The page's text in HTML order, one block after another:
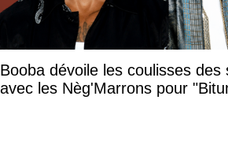
Booba dévoile les coulisses des
avec les Nèg'Marrons pour